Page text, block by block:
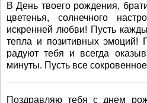
В День твоего рождения,
цветенья, солнечного
искренней любви! Пусть
тепла и позитивных эмоций!
радуют тебя и всегда
минуты. Пусть все
Поздравляю тебя с днем